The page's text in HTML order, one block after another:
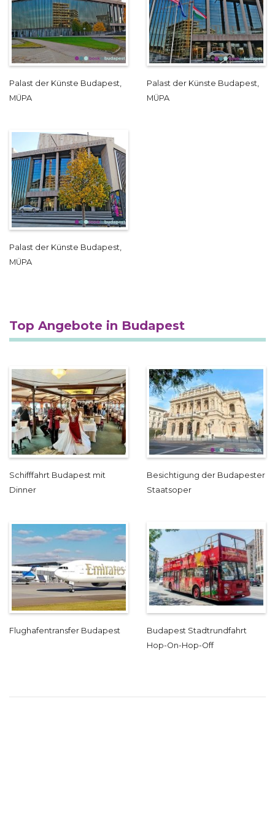
Palast der Künste Budapest,
MÜPA
Palast der Künste Budapest,
MÜPA
Palast der Künste Budapest,
MÜPA
Top Angebote in Budapest
Schifffahrt Budapest mit
Dinner
Besichtigung der Budapester
Staatsoper
Flughafentransfer Budapest
Budapest Stadtrundfahrt
Hop-On-Hop-Off